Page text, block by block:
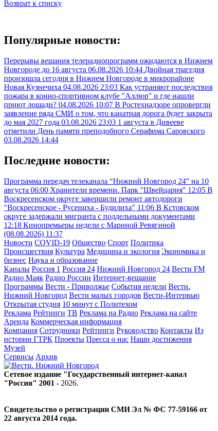
Возврат к списку
Популярные новости:
Перерывы вещания телерадиопрограмм ожидаются в Нижнем
Новгороде до 16 августа 06.08.2026 10:44 Двойная трагедия
произошла сегодня в Нижнем Новгороде в микрорайоне
Новая Кузнечиха 04.08.2026 23:03 Как устраняют последствия
пожара в конно-спортивном клубе "Аллюр" и где нашли
приют лошади? 04.08.2026 10:07 В Ростехнадзоре опровергли
заявление ряда СМИ о том, что канатная дорога будет закрыта
до мая 2027 года 03.08.2026 23:03 1 августа в Дивееве
отметили День памяти преподобного Серафима Саровского
03.08.2026 14:44
Последние новости:
Программа передач телеканала “Нижний Новгород 24” на 10
августа 06:00 Хранители времени. Парк "Швейцария" 12:05 В
Воскресенском округе завершили ремонт автодороги
"Воскресенское - Русениха - Будилиха" 11:06 В Кстовском
округе задержали мигранта с поддельными документами
12:18 Кинопремьеры недели с Мариной Ревягиной
(08.08.2026) 11:37
Новости COVID-19 Общество Спорт Политика
Происшествия Культура Медицина и экология Экономика и
бизнес Наука и образование
Каналы Россия 1 Россия 24 Нижний Новгород 24 Вести FM
Радио Маяк Радио России Интернет-вещание
Программы Вести - Приволжье События недели Вести.
Нижний Новгород Вести малых городов Вести-Интервью
Открытая студия 10 минут с Политехом
Реклама Рейтинги ТВ Реклама на Радио Реклама на сайте
Аренда Коммерческая информация
Компания Сотрудники Рейтинги Руководство Контакты Из
истории ГТРК Проекты Пресса о нас Наши достижения
Музей
Сервисы Архив
Сетевое издание "Государственный интернет-канал
"Россия" 2001 - 2026.
Свидетельство о регистрации СМИ Эл № ФС 77-59166 от
22 августа 2014 года.